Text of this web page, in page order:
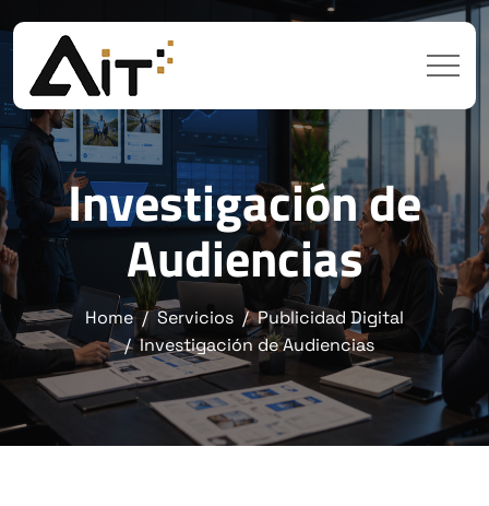
Investigación de
Audiencias
Home Servicios
Publicidad Digital
Investigación de Audiencias